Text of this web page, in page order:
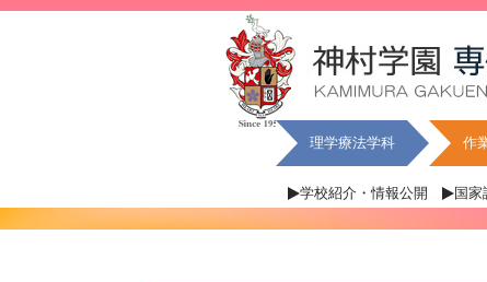
理学療法学科 作
学校紹介・情報公開 国家